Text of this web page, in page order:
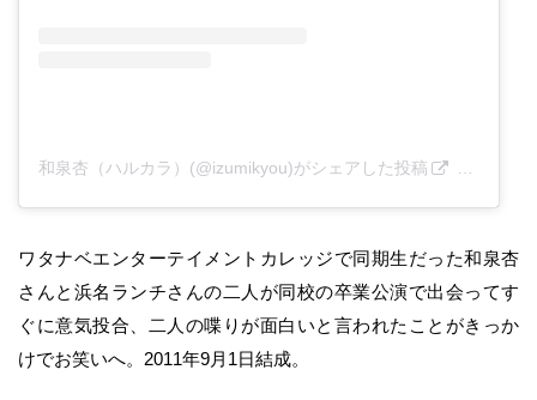
和泉杏（ハルカラ）(@izumikyou)がシェアした投稿
ワタナベエンターテイメントカレッジで同期生だった和泉杏
さんと浜名ランチさんの二人が同校の卒業公演で出会ってす
ぐに意気投合、二人の喋りが面白いと言われたことがきっか
けでお笑いへ。2011年9月1日結成。